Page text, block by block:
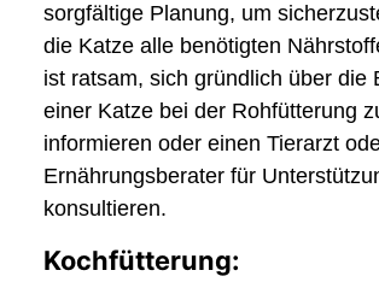
sorgfältige Planung, um
die Katze alle benötigten
ist ratsam, sich gründlich über die
einer Katze bei der Rohfütterung
informieren oder einen Tierarzt
Ernährungsberater für
konsultieren.
Kochfütterung: